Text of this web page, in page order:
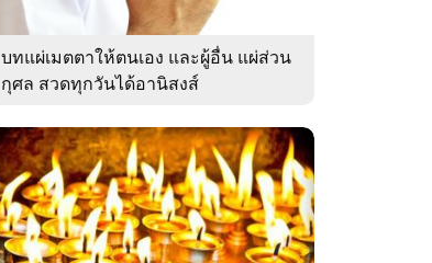
บทแผ่เมตตาให้ตนเอง และผู้อื่น แผ่ส่วน
กุศล สวดทุกวันได้อานิสงส์